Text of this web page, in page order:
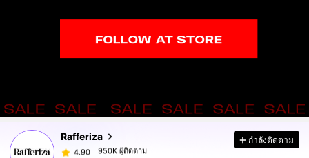
Rafferiza
4.90 950K ผู้ติดตาม
4.90 950K ผู้ติดตาม
กำลังติดตาม